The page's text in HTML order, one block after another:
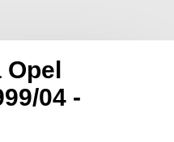
04 -